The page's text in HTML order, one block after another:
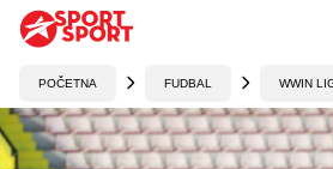
POČETNA FUDBAL WWIN